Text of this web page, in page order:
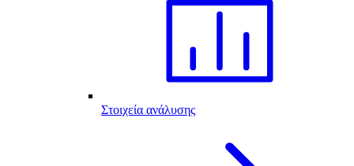
Στοιχεία ανάλυσης